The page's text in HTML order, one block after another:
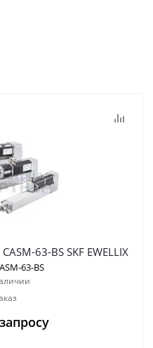
63-BS SKF EWELLIX
63-BS